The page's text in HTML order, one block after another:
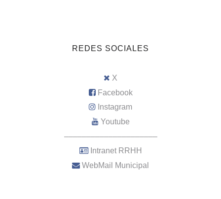
REDES SOCIALES
X
Facebook
Instagram
Youtube
–––––––––––––––––––––
Intranet RRHH
WebMail Municipal